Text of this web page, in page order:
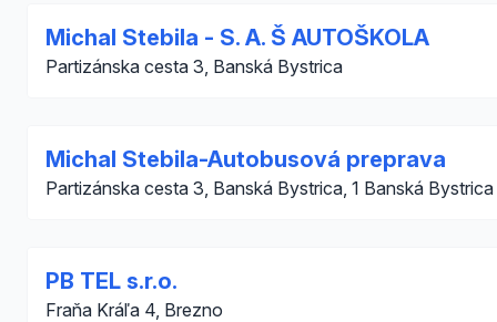
Michal Stebila - S. A. Š AUTOŠKOLA
Partizánska cesta 3, Banská Bystrica
Michal Stebila-Autobusová preprava
Partizánska cesta 3, Banská Bystrica, 1 Banská Bystrica
PB TEL s.r.o.
Fraňa Kráľa 4, Brezno